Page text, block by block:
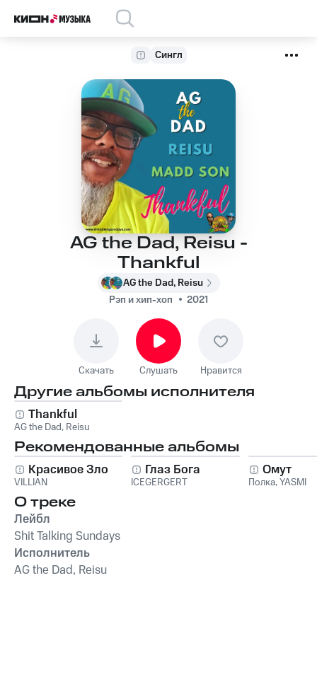
Сингл
AG the Dad, Reisu -
Thankful
AG the Dad, Reisu
Рэп и хип-хоп
2021
Скачать Слушать Нравится
Другие альбомы исполнителя
Thankful
AG the Dad, Reisu
Рекомендованные альбомы
Красивое Зло
VILLIAN
Глаз Бога
ICEGERGERT
Омут
Полка,YASMI
О треке
Лейбл
Shit Talking Sundays
Исполнитель
AG the Dad, Reisu